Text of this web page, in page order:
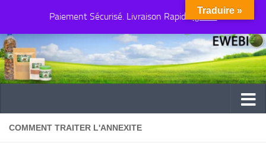
Paiement Sécurisé. Livraison Rapide Ignorer
Au dessous du contenu
COMMENT TRAITER L'ANNEXITE
Traduire »